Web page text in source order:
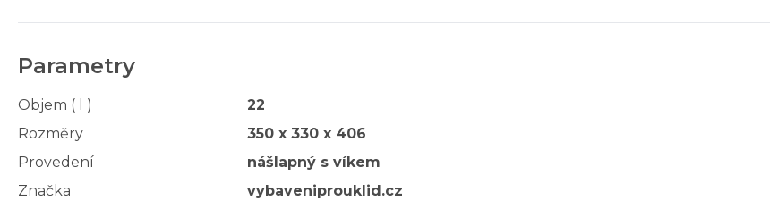
Parametry
Objem ( l )
22
Rozměry
350 x 330 x 406
Provedení
nášlapný s víkem
Značka
vybaveniprouklid.cz